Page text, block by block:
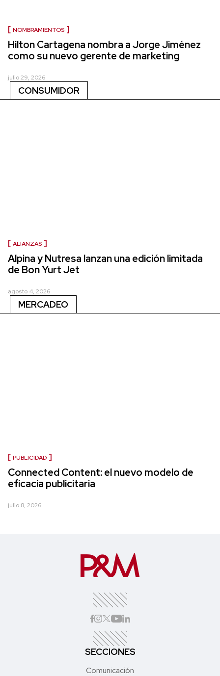
NOMBRAMIENTOS
Hilton Cartagena nombra a Jorge Jiménez
como su nuevo gerente de marketing
julio 29, 2026
CONSUMIDOR
ALIANZAS
Alpina y Nutresa lanzan una edición limitada
de Bon Yurt Jet
agosto 4, 2026
MERCADEO
PUBLICIDAD
Connected Content: el nuevo modelo de
eficacia publicitaria
julio 8, 2026
SECCIONES
Comunicación